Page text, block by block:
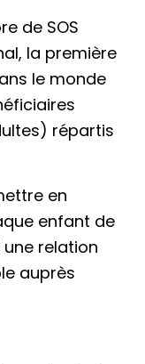
de SOS
la première
le monde
répartis
en
enfant de
relation
auprès